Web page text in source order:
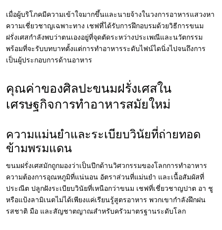
เมื่อผู้บริโภคมีความเข้าใจมากขึ้นและนายจ้างในวงการอาหารแสวงหา
ความเชี่ยวชาญเฉพาะทาง เชฟที่ได้รับการฝึกอบรมด้วยวิธีการขนม
ฝรั่งเศสกำลังพบว่าตนเองอยู่ที่จุดตัดระหว่างประเพณีและนวัตกรรม
พร้อมที่จะรับบทบาทตั้งแต่การทำอาหารระดับไฟน์ไดนิ่งไปจนถึงการ
เป็นผู้ประกอบการด้านอาหาร
คุณค่าของศิลปะขนมฝรั่งเศสใน
เศรษฐกิจการทำอาหารสมัยใหม่
ความแม่นยำและระเบียบวินัยที่ถ่ายทอด
ข้ามพรมแดน
ขนมฝรั่งเศสมักถูกมองว่าเป็นปีกด้านวิศวกรรมของโลกการทำอาหาร
ความต้องการอุณหภูมิที่แน่นอน อัตราส่วนที่แม่นยำ และเนื้อสัมผัสที่
ประณีต ปลูกฝังระเบียบวินัยที่เหนือกว่าขนม เชฟที่เชี่ยวชาญปาต อา ชู
หรือแป้งลามิเนตไม่ได้เพียงแค่เรียนรู้สูตรอาหาร พวกเขากำลังฝึกฝน
รสชาติ มือ และสัญชาตญาณสำหรับครัวมาตรฐานระดับโลก